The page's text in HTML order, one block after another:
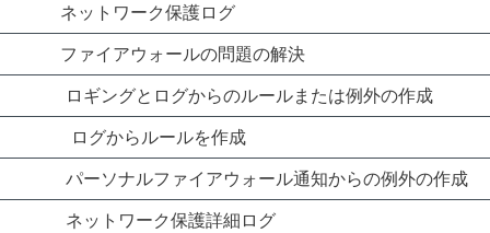
ネットワーク保護ログ
ファイアウォールの問題の解決
ロギングとログからのルールまたは例外の作成
ログからルールを作成
パーソナルファイアウォール通知からの例外の作成
ネットワーク保護詳細ログ